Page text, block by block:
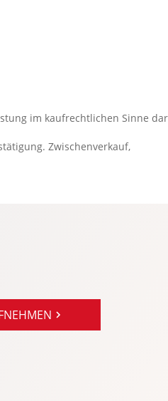
Touchscreen
im kaufrechtlichen Sinne
Zwischenverkauf,